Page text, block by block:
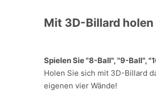
Mit 3D-Billard
Spielen Sie "8-Ball", "9-Ball",
Holen Sie sich mit 3D-Billard
eigenen vier Wände!